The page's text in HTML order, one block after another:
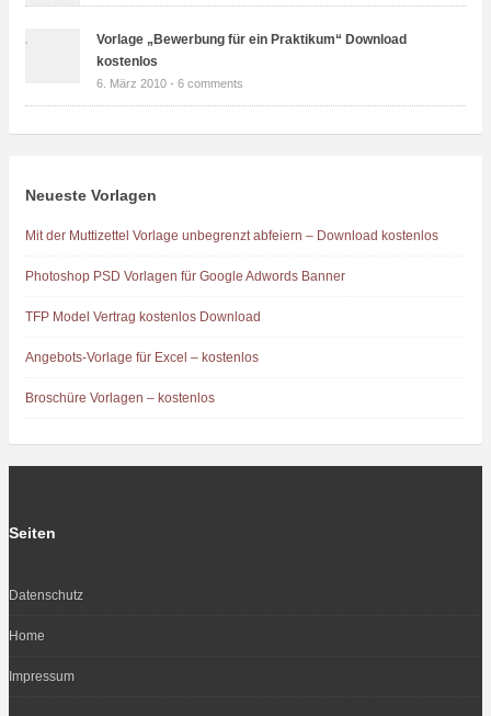
Vorlage „Bewerbung für ein Praktikum“ Download
kostenlos
6. März 2010 - 6 comments
Neueste Vorlagen
Mit der Muttizettel Vorlage unbegrenzt abfeiern – Download kostenlos
Photoshop PSD Vorlagen für Google Adwords Banner
TFP Model Vertrag kostenlos Download
Angebots-Vorlage für Excel – kostenlos
Broschüre Vorlagen – kostenlos
Seiten
Datenschutz
Home
Impressum